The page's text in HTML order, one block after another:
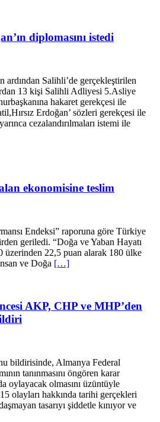
diplomasını istedi
ardından Salihli’de gerçekleştirilen
13 kişi Salihli Adliyesi 5.Asliye
hakaret gerekçesi ile
Erdoğan’ sözleri gerekçesi ile
cezalandırılmaları istemi ile
ekonomisine teslim
Endeksi” raporuna göre Türkiye
geriledi. “Doğa ve Yaban Hayatı
üzerinden 22,5 puan alarak 180 ülke
ve Doğa […]
AKP, CHP ve MHP’den
bildirisinde, Almanya Federal
tanınmasını öngören karar
oylayacak olmasını üzüntüyle
olayları hakkında tarihi gerçekleri
tasarıyı şiddetle kınıyor ve